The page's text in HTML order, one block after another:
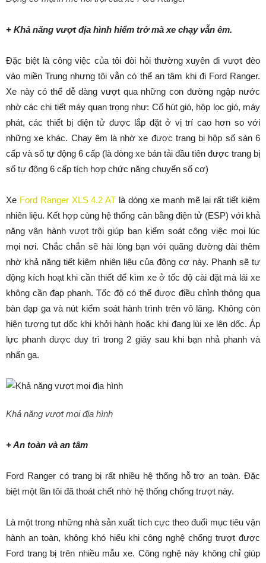
+ Khả năng vượt địa hình hiểm trở mà xe chạy vẫn êm.
Đặc biệt là công việc của tôi đòi hỏi thường xuyên đi vượt đèo
vào miền Trung nhưng tôi vẫn có thể an tâm khi đi Ford Ranger.
Xe này có thể dễ dàng vượt qua những con đường ngập nước
nhờ các chi tiết máy quan trọng như: Cổ hút gió, hộp lọc gió, máy
phát, các thiết bị điện tử được lắp đặt ở vị trí cao hơn so với
những xe khác. Chạy êm là nhờ xe được trang bị hộp số sàn 6
cấp và số tự động 6 cấp (là dòng xe bán tải đầu tiên được trang bị
số tự động 6 cấp tích hợp chức năng chuyển số cơ)
Xe Ford Ranger XLS 4.2 AT là dòng xe mạnh mẽ lại rất tiết kiệm
nhiên liệu. Kết hợp cùng hệ thống cân bằng điện tử (ESP) với khả
năng vận hành vượt trội giúp bạn kiểm soát công việc mọi lúc
mọi nơi. Chắc chắn sẽ hài lòng bạn với quãng đường dài thêm
nhờ khả năng tiết kiệm nhiên liệu của động cơ này. Phanh sẽ tự
động kích hoạt khi cần thiết để kìm xe ở tốc độ cài đặt mà lái xe
không cần đạp phanh. Tốc độ có thể được điều chỉnh thông qua
bàn đạp ga và nút kiểm soát hành trình trên vô lăng. Không còn
hiện tượng tụt dốc khi khởi hành hoặc khi đang lùi xe lên dốc. Áp
lực phanh được duy trì trong 2 giây sau khi bạn nhả phanh và
nhấn ga.
Khả năng vượt mọi địa hình
+ An toàn và an tâm
Ford Ranger có trang bị rất nhiều hệ thống hỗ trợ an toàn. Đặc
biệt một lần tôi đã thoát chết nhờ hệ thống chống trượt này.
Là một trong những nhà sản xuất tích cực theo đuổi mục tiêu vận
hành an toàn, không khó hiểu khi công nghệ chống trượt được
Ford trang bị trên nhiều mẫu xe. Công nghệ này không chỉ giúp